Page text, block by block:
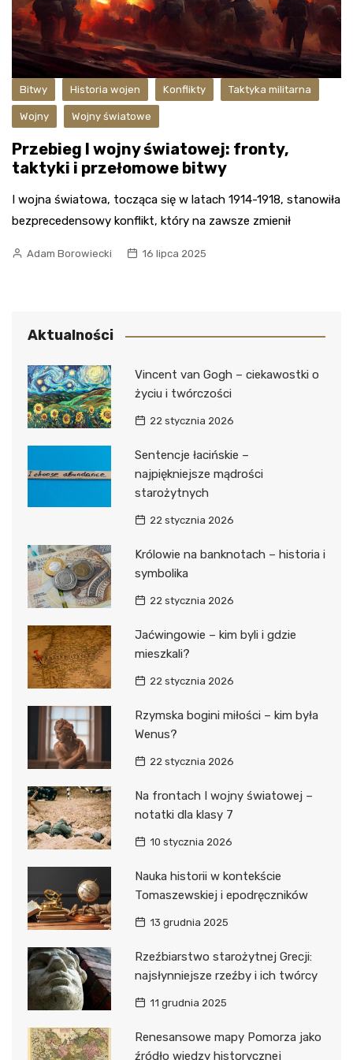
Bitwy Historia wojen Konflikty Taktyka militarna
Wojny Wojny światowe
Przebieg I wojny światowej: fronty,
taktyki i przełomowe bitwy
I wojna światowa, tocząca się w latach 1914-1918, stanowiła
bezprecedensowy konflikt, który na zawsze zmienił
Adam Borowiecki 16 lipca 2025
Aktualności
Vincent van Gogh – ciekawostki o
życiu i twórczości
22 stycznia 2026
Sentencje łacińskie –
najpiękniejsze mądrości
starożytnych
22 stycznia 2026
Królowie na banknotach – historia i
symbolika
22 stycznia 2026
Jaćwingowie – kim byli i gdzie
mieszkali?
22 stycznia 2026
Rzymska bogini miłości – kim była
Wenus?
22 stycznia 2026
Na frontach I wojny światowej –
notatki dla klasy 7
10 stycznia 2026
Nauka historii w kontekście
Tomaszewskiej i epodręczników
13 grudnia 2025
Rzeźbiarstwo starożytnej Grecji:
najsłynniejsze rzeźby i ich twórcy
11 grudnia 2025
Renesansowe mapy Pomorza jako
źródło wiedzy historycznej